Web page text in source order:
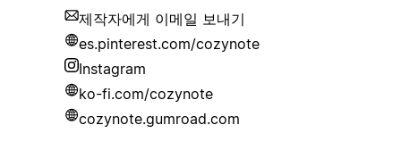
제작자에게 이메일 보내기
es.pinterest.com/cozynote
Instagram
ko-fi.com/cozynote
cozynote.gumroad.com